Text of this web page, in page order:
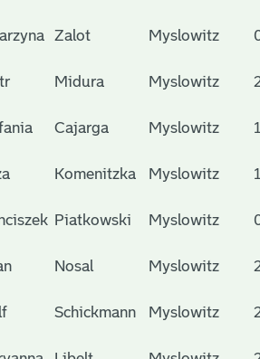
Zalot Myslowitz
Midura Myslowitz
Cajarga Myslowitz
Komenitzka Myslowitz
Piatkowski Myslowitz
Nosal Myslowitz
Schickmann Myslowitz